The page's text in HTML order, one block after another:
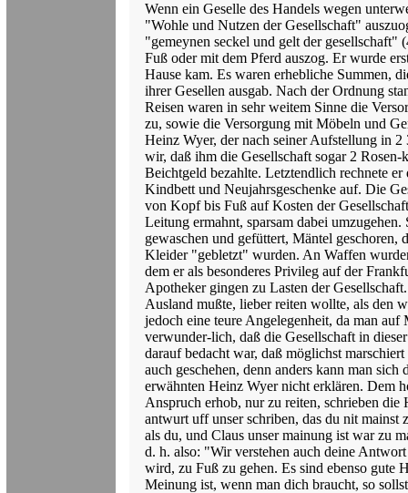
Wenn ein Geselle des Handels wegen
"Wohle und Nutzen der Gesellschaft"
"gemeynen seckel und gelt der gesellschaft"
Fuß oder mit dem Pferd auszog. Er wurde
Hause kam. Es waren erhebliche Summen,
ihrer Gesellen ausgab. Nach der Ordnung
Reisen waren in sehr weitem Sinne die
zu, sowie die Versorgung mit Möbeln und
Heinz Wyer, der nach seiner Aufstellung in 2
wir, daß ihm die Gesellschaft sogar 2
Beichtgeld bezahlte. Letztendlich rechnete
Kindbett und Neujahrsgeschenke auf. Die
von Kopf bis Fuß auf Kosten der
Leitung ermahnt, sparsam dabei
gewaschen und gefüttert, Mäntel
Kleider "gebletzt" wurden. An Waffen
dem er als besonderes Privileg auf der
Apotheker gingen zu Lasten der
Ausland mußte, lieber reiten wollte, als den
jedoch eine teure Angelegenheit, da man
verwunder-lich, daß die Gesellschaft in
darauf bedacht war, daß möglichst
auch geschehen, denn anders kann man
erwähnten Heinz Wyer nicht erklären. Dem
Anspruch erhob, nur zu reiten, schrieben
antwurt uff unser schriben, das du nit mainst
als du, und Claus unser mainung ist war zu
d. h. also: "Wir verstehen auch deine
wird, zu Fuß zu gehen. Es sind ebenso gute
Meinung ist, wenn man dich braucht, so